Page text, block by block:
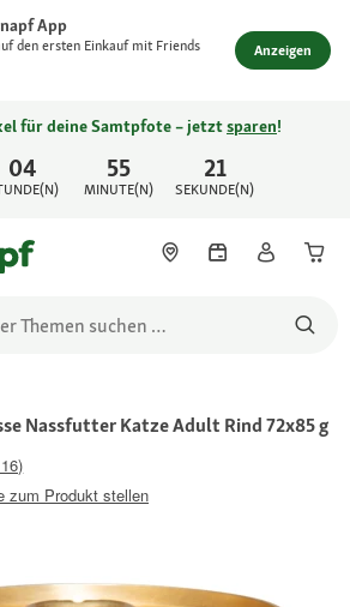
App
den ersten Einkauf mit Friends Anzeigen
04 55
MINUTE(N)
21
SEKUNDE(N)
für deine Samtpfote – jetztsparen!
Nassfutter Katze Adult Rind 72x85 g
zum Produkt stellen